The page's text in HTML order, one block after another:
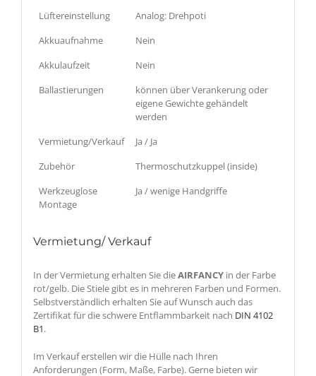
Lüftereinstellung
Analog: Drehpoti
Akkuaufnahme
Nein
Akkulaufzeit
Nein
Ballastierungen
können über Verankerung oder
eigene Gewichte gehändelt
werden
Vermietung/Verkauf
Ja / Ja
Zubehör
Thermoschutzkuppel (inside)
Werkzeuglose
Montage
Ja / wenige Handgriffe
Vermietung/ Verkauf
In der Vermietung erhalten Sie dieAIRFANCY in der Farbe
rot/gelb. Die Stiele gibt es in mehreren Farben und Formen.
Selbstverständlich erhalten Sie auf Wunsch auch das
Zertifikat für die schwere Entflammbarkeit nach DIN 4102
B1.
Im Verkauf erstellen wir die Hülle nach Ihren
Anforderungen (Form, Maße, Farbe). Gerne bieten wir